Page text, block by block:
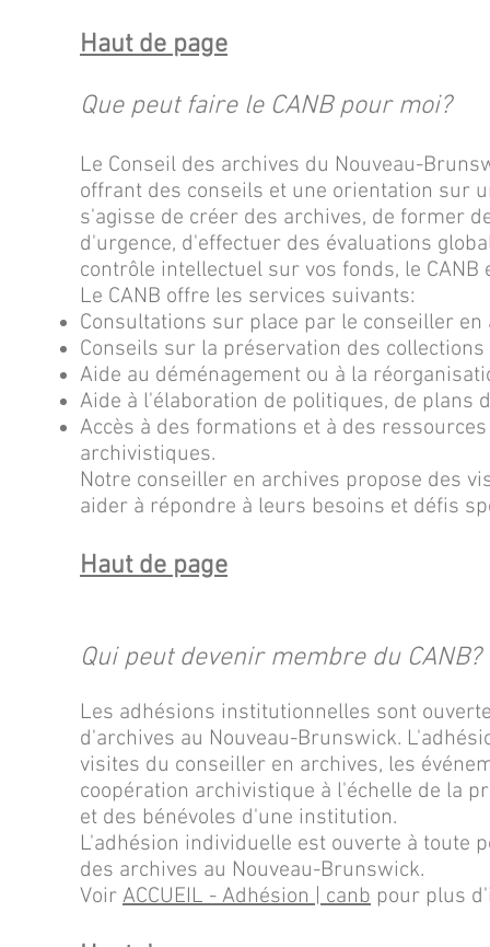
Haut de page
Que peut faire le CANB pour moi?
Le Conseil des archives du Nouveau-
offrant des conseils et une orientation sur
s'agisse de créer des archives, de former
d'urgence, d'effectuer des évaluations
contrôle intellectuel sur vos fonds, le CANB
Le CANB offre les services suivants:
Consultations sur place par le conseiller en
Conseils sur la préservation des
Aide au déménagement ou à la
Aide à l'élaboration de politiques, de plans
Accès à des formations et à des
archivistiques.
Notre conseiller en archives propose des
aider à répondre à leurs besoins et défis
Haut de page
Qui peut devenir membre du CANB?
Les adhésions institutionnelles sont
d'archives au Nouveau-Brunswick.
visites du conseiller en archives, les
coopération archivistique à l'échelle de la
et des bénévoles d'une institution.
L'adhésion individuelle est ouverte à toute
des archives au Nouveau-Brunswick.
Voir ACCUEIL - Adhésion | canb pour plus